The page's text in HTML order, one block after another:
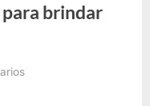
para brindar